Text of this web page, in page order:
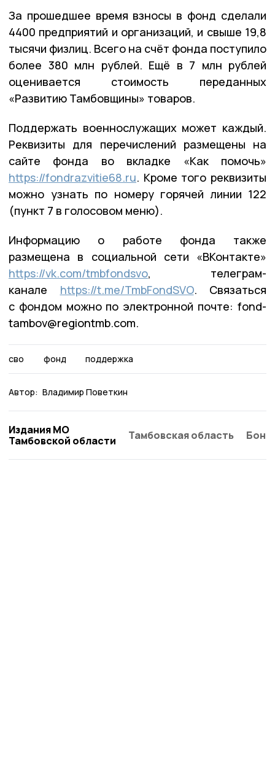
За прошедшее время взносы в фонд сделали
4400 предприятий и организаций, и свыше 19,8
тысячи физлиц. Всего на счёт фонда поступило
более 380 млн рублей. Ещё в 7 млн рублей
оценивается стоимость переданных
«Развитию Тамбовщины» товаров.
Поддержать военнослужащих может каждый.
Реквизиты для перечислений размещены на
сайте фонда во вкладке «Как помочь»
https://fondrazvitie68.ru. Кроме того реквизиты
можно узнать по номеру горячей линии 122
(пункт 7 в голосовом меню).
Информацию о работе фонда также
размещена в социальной сети «ВКонтакте»
https://vk.com/tmbfondsvo, телеграм-
канале https://t.me/TmbFondSVO. Связаться
с фондом можно по электронной почте: fond-
tambov@regiontmb.com.
сво фонд поддержка
Автор: Владимир Поветкин
Издания МО
Тамбовской области
Тамбовская область